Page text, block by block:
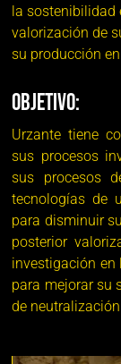
la sostenibilidad
valorización de
su producción
OBJETIVO:
Urzante tiene
sus procesos
sus procesos
tecnologías de
para disminuir
posterior
investigación en
para mejorar su
de